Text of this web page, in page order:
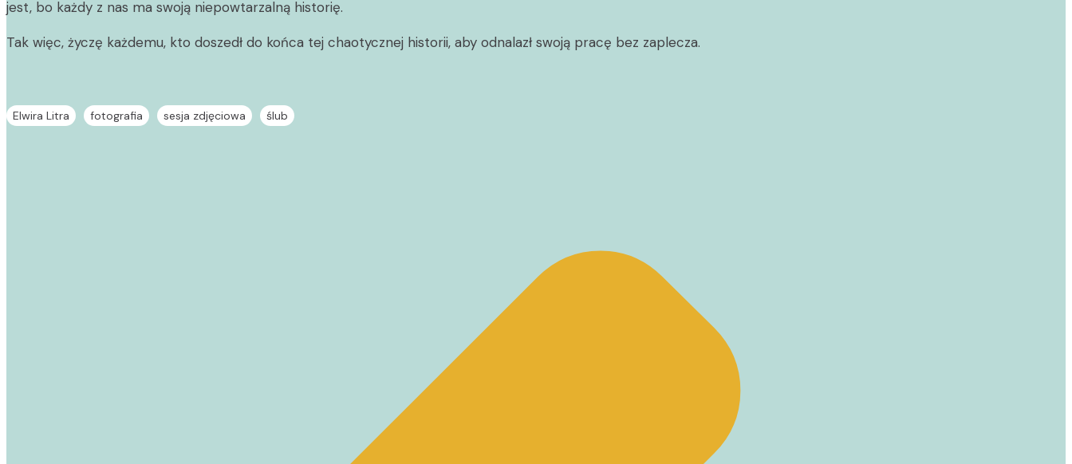
jest, bo każdy z nas ma swoją niepowtarzalną historię.
Tak więc, życzę każdemu, kto doszedł do końca tej chaotycznej historii, aby odnalazł swoją pracę bez zaplecza.
Elwira Litra fotografia sesja zdjęciowa ślub